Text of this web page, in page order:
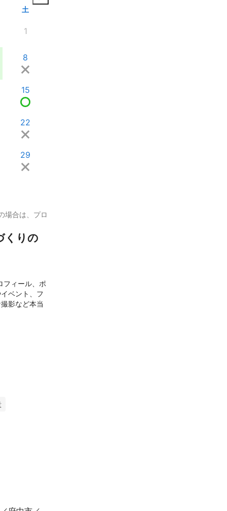
土
1
8
15
22
29
場合は、プロ
くりの
フィール、ポ
ベント、フ
影など本当
不得意はな
ラリーカメ
企業からの
も積極的に
がどんどん
部類に入る